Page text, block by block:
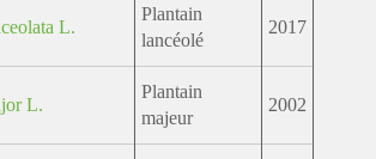
L.
Plantain
lancéolé
2017
L.
Plantain
majeur
2002